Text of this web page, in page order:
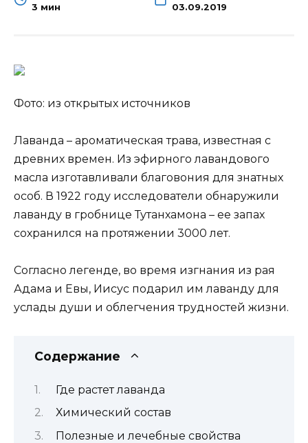
3 мин 03.09.2019
Фото: из открытых источников
Лаванда – ароматическая трава, известная с
древних времен. Из эфирного лавандового
масла изготавливали благовония для знатных
особ. В 1922 году исследователи обнаружили
лаванду в гробнице Тутанхамона – ее запах
сохранился на протяжении 3000 лет.
Согласно легенде, во время изгнания из рая
Адама и Евы, Иисус подарил им лаванду для
услады души и облегчения трудностей жизни.
Содержание
Где растет лаванда
Химический состав
Полезные и лечебные свойства